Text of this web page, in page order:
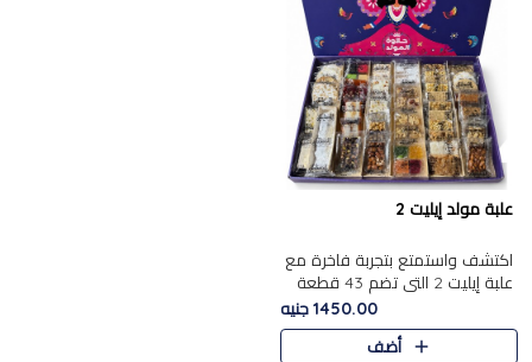
علبة مولد إيليت 2
اكتشف واستمتع بتجربة فاخرة مع
علبة إيليت 2 التي تضم 43 قطعة
تشكيلة من أرقى حلويات المولد
الشرقية المصرية الأصيلة ,معروضة
بشكل جميل في علبة أ..
1450.00 جنيه
أضف